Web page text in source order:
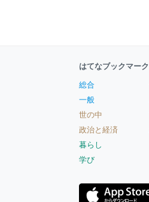
はてなブックマーク
総合
一般
世の中
政治と経済
暮らし
学び